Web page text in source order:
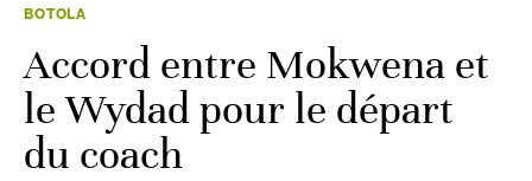
BOTOLA
Accord entre Mokwena et
le Wydad pour le départ
du coach